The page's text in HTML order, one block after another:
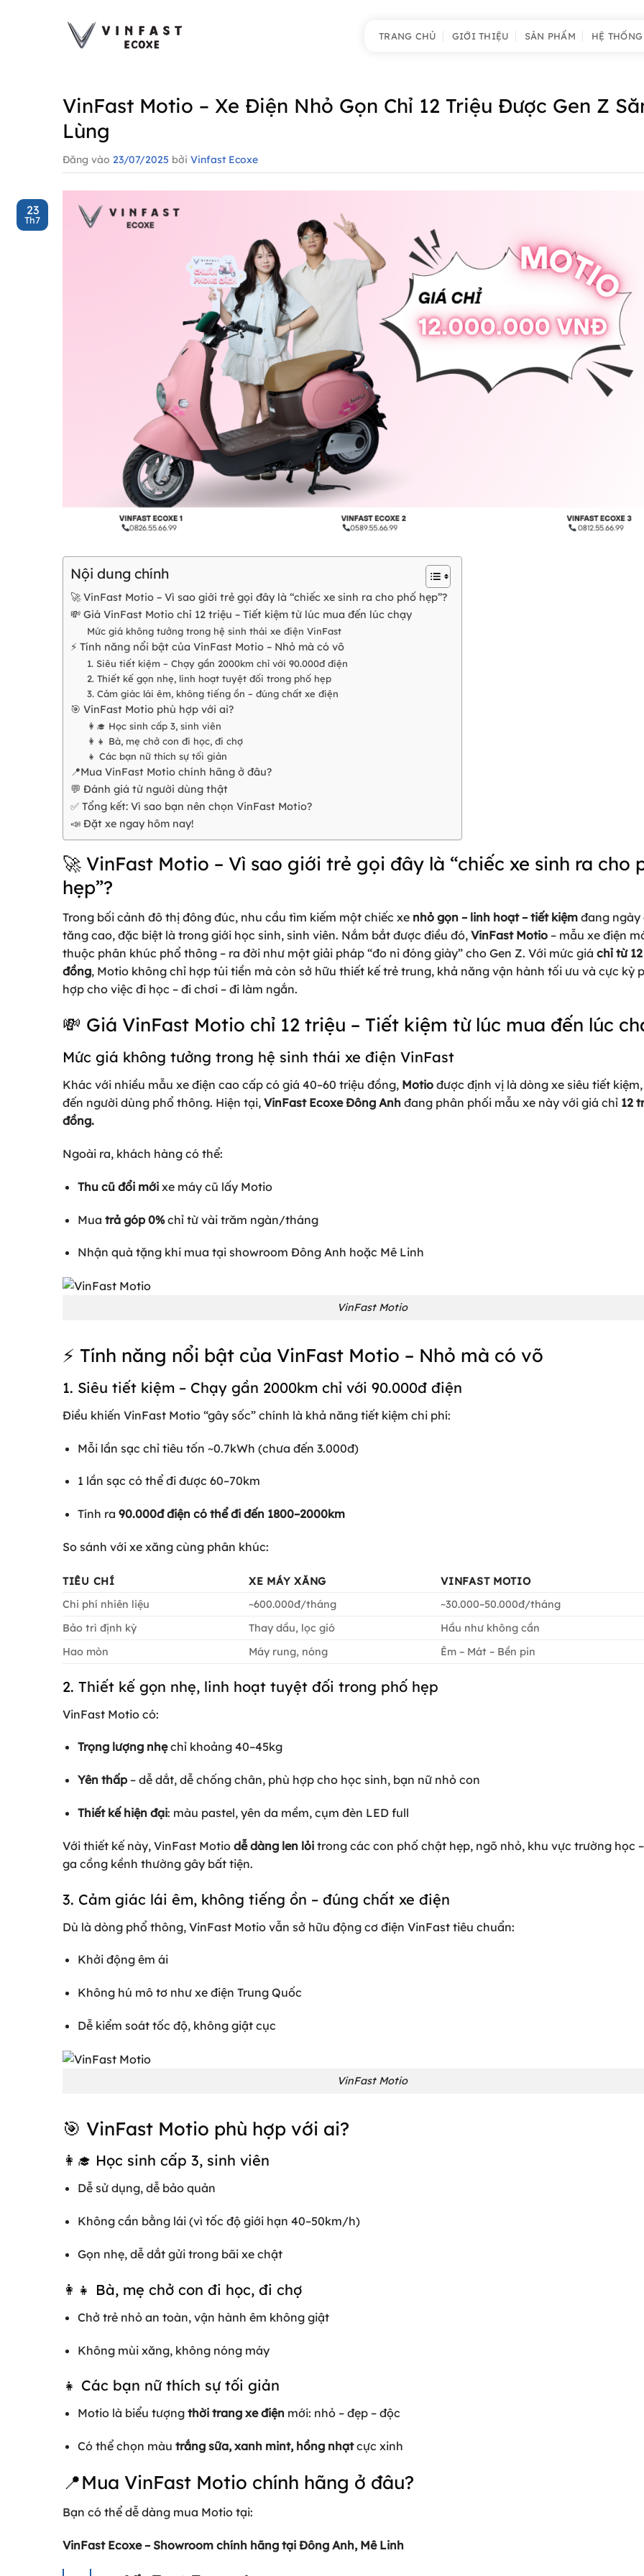
TRANG CHỦ GIỚI THIỆU SẢN PHẨM HỆ
VinFast Motio – Xe Điện Nhỏ Gọn Chỉ 12 Triệu Được Gen Z
Lùng
Đăng vào 23/07/2025 bởi Vinfast Ecoxe
23
Th7
Nội dung chính
🚀 VinFast Motio – Vì sao giới trẻ gọi đây là “chiếc xe sinh ra cho phố hẹp”?
💸 Giá VinFast Motio chỉ 12 triệu – Tiết kiệm từ lúc mua đến lúc chạy
Mức giá không tưởng trong hệ sinh thái xe điện VinFast
⚡ Tính năng nổi bật của VinFast Motio – Nhỏ mà có võ
1. Siêu tiết kiệm – Chạy gần 2000km chỉ với 90.000đ điện
2. Thiết kế gọn nhẹ, linh hoạt tuyệt đối trong phố hẹp
3. Cảm giác lái êm, không tiếng ồn – đúng chất xe điện
🎯 VinFast Motio phù hợp với ai?
👩‍🎓 Học sinh cấp 3, sinh viên
👩‍👧 Bà, mẹ chở con đi học, đi chợ
👧 Các bạn nữ thích sự tối giản
📍Mua VinFast Motio chính hãng ở đâu?
💬 Đánh giá từ người dùng thật
✅ Tổng kết: Vì sao bạn nên chọn VinFast Motio?
📣 Đặt xe ngay hôm nay!
🚀 VinFast Motio – Vì sao giới trẻ gọi đây là “chiếc xe sinh ra cho
hẹp”?
Trong bối cảnh đô thị đông đúc, nhu cầu tìm kiếm một chiếc xe nhỏ gọn – linh hoạt – tiết kiệm đang ngày
tăng cao, đặc biệt là trong giới học sinh, sinh viên. Nắm bắt được điều đó, VinFast Motio – mẫu xe điện
thuộc phân khúc phổ thông – ra đời như một giải pháp “đo ni đóng giày” cho Gen Z. Với mức giá chỉ từ
đồng, Motio không chỉ hợp túi tiền mà còn sở hữu thiết kế trẻ trung, khả năng vận hành tối ưu và cực kỳ
hợp cho việc đi học – đi chơi – đi làm ngắn.
💸 Giá VinFast Motio chỉ 12 triệu – Tiết kiệm từ lúc mua đến lúc
Mức giá không tưởng trong hệ sinh thái xe điện VinFast
Khác với nhiều mẫu xe điện cao cấp có giá 40–60 triệu đồng, Motio được định vị là dòng xe siêu tiết
đến người dùng phổ thông. Hiện tại, VinFast Ecoxe Đông Anh đang phân phối mẫu xe này với giá chỉ 12
đồng.
Ngoài ra, khách hàng có thể:
Thu cũ đổi mớixe máy cũ lấy Motio
Mua trả góp 0%chỉ từ vài trăm ngàn/tháng
Nhận quà tặng khi mua tại showroom Đông Anh hoặc Mê Linh
VinFast Motio
⚡ Tính năng nổi bật của VinFast Motio – Nhỏ mà có võ
1. Siêu tiết kiệm – Chạy gần 2000km chỉ với 90.000đ điện
Điều khiến VinFast Motio “gây sốc” chính là khả năng tiết kiệm chi phí:
Mỗi lần sạc chỉ tiêu tốn ~0.7kWh (chưa đến 3.000đ)
1 lần sạc có thể đi được 60–70km
Tính ra 90.000đ điện có thể đi đến 1800–2000km
So sánh với xe xăng cùng phân khúc:
TIÊU CHÍ XE MÁY XĂNG
VINFAST MOTIO
Chi phí nhiên liệu
~600.000đ/tháng
~30.000–50.000đ/tháng
Bảo trì định kỳ
Thay dầu, lọc gió
Hầu như không cần
Hao mòn
Máy rung, nóng Êm – Mát – Bền pin
2. Thiết kế gọn nhẹ, linh hoạt tuyệt đối trong phố hẹp
VinFast Motio có:
Trọng lượng nhẹchỉ khoảng 40–45kg
Yên thấp– dễ dắt, dễ chống chân, phù hợp cho học sinh, bạn nữ nhỏ con
Thiết kế hiện đại: màu pastel, yên da mềm, cụm đèn LED full
Với thiết kế này, VinFast Motio dễ dàng len lỏi trong các con phố chật hẹp, ngõ nhỏ, khu vực trường học
ga cồng kềnh thường gây bất tiện.
3. Cảm giác lái êm, không tiếng ồn – đúng chất xe điện
Dù là dòng phổ thông, VinFast Motio vẫn sở hữu động cơ điện VinFast tiêu chuẩn:
Khởi động êm ái
Không hú mô tơ như xe điện Trung Quốc
Dễ kiểm soát tốc độ, không giật cục
VinFast Motio
🎯 VinFast Motio phù hợp với ai?
👩‍🎓 Học sinh cấp 3, sinh viên
Dễ sử dụng, dễ bảo quản
Không cần bằng lái (vì tốc độ giới hạn 40–50km/h)
Gọn nhẹ, dễ dắt gửi trong bãi xe chật
👩‍👧 Bà, mẹ chở con đi học, đi chợ
Chở trẻ nhỏ an toàn, vận hành êm không giật
Không mùi xăng, không nóng máy
👧 Các bạn nữ thích sự tối giản
Motio là biểu tượng thời trang xe điện mới: nhỏ – đẹp – độc
Có thể chọn màu trắng sữa, xanh mint, hồng nhạtcực xinh
📍Mua VinFast Motio chính hãng ở đâu?
Bạn có thể dễ dàng mua Motio tại:
VinFast Ecoxe – Showroom chính hãng tại Đông Anh, Mê Linh